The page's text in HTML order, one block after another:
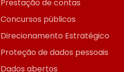
Prestação de contas
Concursos públicos
Direcionamento Estratégico
Proteção de dados pessoais
Dados abertos